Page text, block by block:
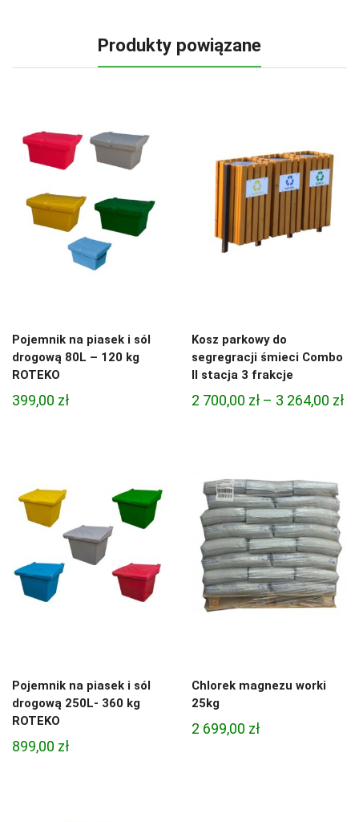
Produkty powiązane
Pojemnik na piasek i sól
drogową 80L – 120 kg
ROTEKO
399,00 zł
Kosz parkowy do
segregracji śmieci Combo
II stacja 3 frakcje
2 700,00 zł – 3 264,00 zł
Pojemnik na piasek i sól
drogową 250L- 360 kg
ROTEKO
899,00 zł
Chlorek magnezu worki
25kg
2 699,00 zł